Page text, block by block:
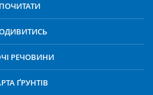
ПОЧИТАТИ
РЕЧОВИНИ
ҐРУНТІВ